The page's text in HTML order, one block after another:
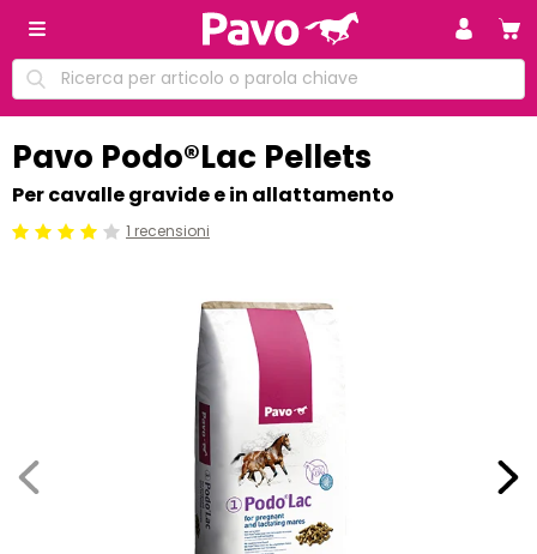
Pavo Podo®Lac Pellets
Per cavalle gravide e in allattamento
Beoordeling: 4/5 1 recensioni